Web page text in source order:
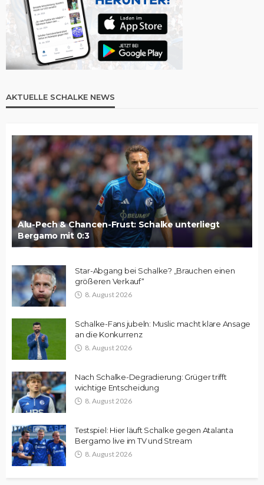
AKTUELLE SCHALKE NEWS
Alu-Pech & Chancen-Frust: Schalke unterliegt
Bergamo mit 0:3
Star-Abgang bei Schalke? „Brauchen einen
größeren Verkauf“
8. August 2026
Schalke-Fans jubeln: Muslic macht klare Ansage
an die Konkurrenz
8. August 2026
Nach Schalke-Degradierung: Grüger trifft
wichtige Entscheidung
8. August 2026
Testspiel: Hier läuft Schalke gegen Atalanta
Bergamo live im TV und Stream
8. August 2026